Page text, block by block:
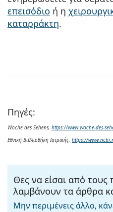
επεισόδιο ή η
καταρράκτη.
Πηγές:
Woche des Sehens, https://www.woche-des-
Εθνική Βιβλιοθήκη Ιατρικής, https://
Θες να είσαι από
λαμβάνουν τα άρθρα
Μην περιμένεις άλλο,